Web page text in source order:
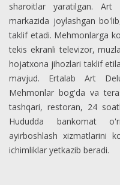
sharoitlar yaratilgan. Art
markazida joylashgan
taklif etadi. Mehmonlarga
tekis ekranli televizor,
hojatxona jihozlari taklif
mavjud. Ertalab Art
Mehmonlar bog'da va
tashqari, restoran, 24
Hududda bankomat
ayirboshlash xizmatlarini
ichimliklar yetkazib beradi.